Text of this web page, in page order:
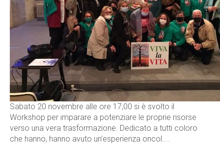
Sabato 20 novembre alle ore 17,00 si è svolto il
Workshop per imparare a potenziare le proprie risorse
verso una vera trasformazione. Dedicato a tutti coloro
che hanno, hanno avuto un'esperienza oncol....